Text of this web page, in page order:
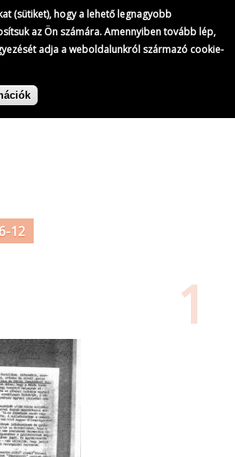
(sütiket), hogy a lehető legnagyobb
az Ön számára. Amennyiben tovább lép,
adja a weboldalunkról származó cookie-
12
1